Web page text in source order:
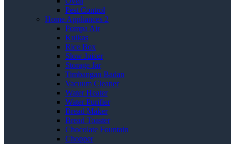
Pest Control
Home Appliances 2
Pompa Air
Kulkas
Rice Box
Slow Juicer
Storage Jar
Timbangan Badan
Vacuum Cleaner
Water Heater
Water Purifier
Bread Maker
Bread Toaster
Chocolate Fountain
Chopper